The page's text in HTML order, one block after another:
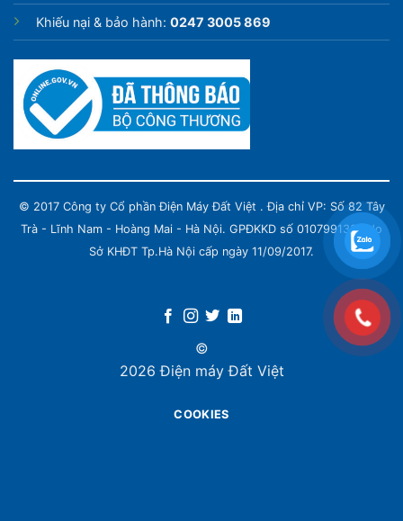
Khiếu nại & bảo hành: 0247 3005 869
© 2017 Công ty Cổ phần Điện Máy Đất Việt . Địa chỉ VP: Số 82 Tây
Trà - Lĩnh Nam - Hoàng Mai - Hà Nội. GPĐKKD số 0107991339 do
Sở KHĐT Tp.Hà Nội cấp ngày 11/09/2017.
©
2026 Điện máy Đất Việt
COOKIES